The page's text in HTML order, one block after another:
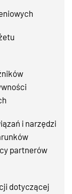
i narzędzi
partnerów
dotyczącej